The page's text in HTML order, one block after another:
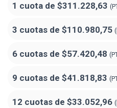
1 cuota de $311.228,63
3 cuotas de $110.980,75
6 cuotas de $57.420,48
9 cuotas de $41.818,83
12 cuotas de $33.052,96